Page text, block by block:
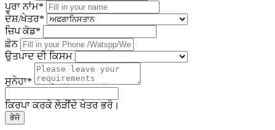
ਪੂਰਾ ਨਾਂਮ*
ਦੇਸ਼/ਖੇਤਰ*
ਜ਼ਿਪ ਕੋਡ*
ਫ਼ੋਨ
ਉਤਪਾਦ ਦੀ ਕਿਸਮ
ਸੁਨੇਹਾ*
ਕਿਰਪਾ ਕਰਕੇ ਲੋੜੀਂਦੇ ਖੇਤਰ ਭਰੋ।
ਭੇਜੋ